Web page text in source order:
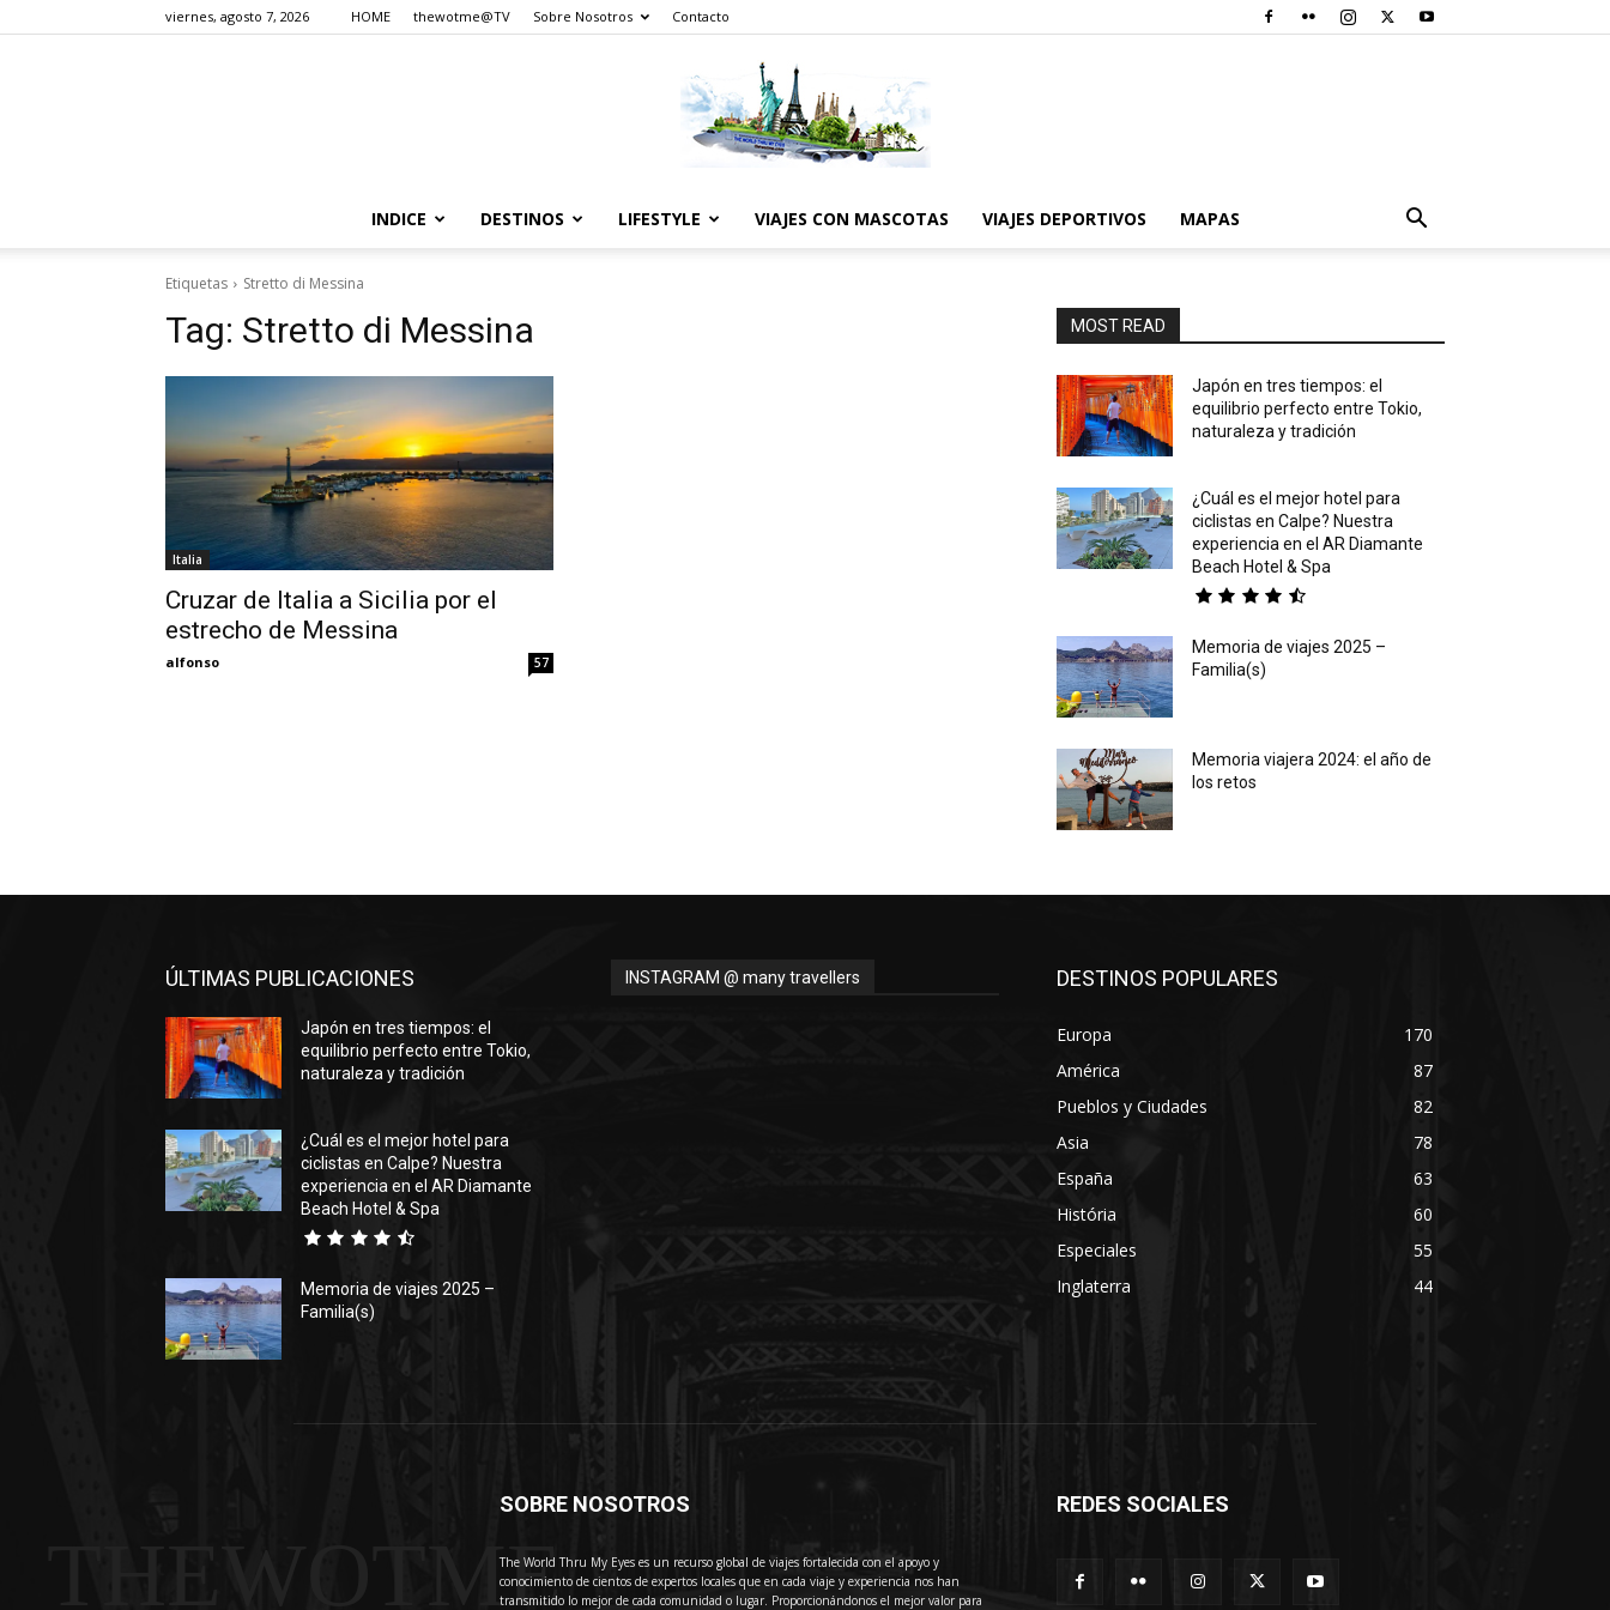
viernes, agosto 7, 2026 HOME thewotme@TV Sobre Nosotros Contacto
INDICE DESTINOS LIFESTYLE VIAJES CON MASCOTAS VIAJES DEPORTIVOS MAPAS
Etiquetas Stretto di Messina
Tag: Stretto di Messina
Italia
Cruzar de Italia a Sicilia por el
estrecho de Messina
alfonso 57
MOST READ
Japón en tres tiempos: el
equilibrio perfecto entre Tokio,
naturaleza y tradición
¿Cuál es el mejor hotel para
ciclistas en Calpe? Nuestra
experiencia en el AR Diamante
Beach Hotel & Spa
Memoria de viajes 2025 –
Familia(s)
Memoria viajera 2024: el año de
los retos
ÚLTIMAS PUBLICACIONES
Japón en tres tiempos: el
equilibrio perfecto entre Tokio,
naturaleza y tradición
¿Cuál es el mejor hotel para
ciclistas en Calpe? Nuestra
experiencia en el AR Diamante
Beach Hotel & Spa
Memoria de viajes 2025 –
Familia(s)
INSTAGRAM @ many travellers DESTINOS POPULARES
Europa
170
América
87
Pueblos y Ciudades
82
Asia
78
España
63
História
60
Especiales
55
Inglaterra
44
THEWOTME
SOBRE NOSOTROS
The World Thru My Eyes es un recurso global de viajes fortalecida con el apoyo y
conocimiento de cientos de expertos locales que en cada viaje y experiencia nos han
transmitido lo mejor de cada comunidad o lugar. Proporcionándonos el mejor valor para
REDES SOCIALES